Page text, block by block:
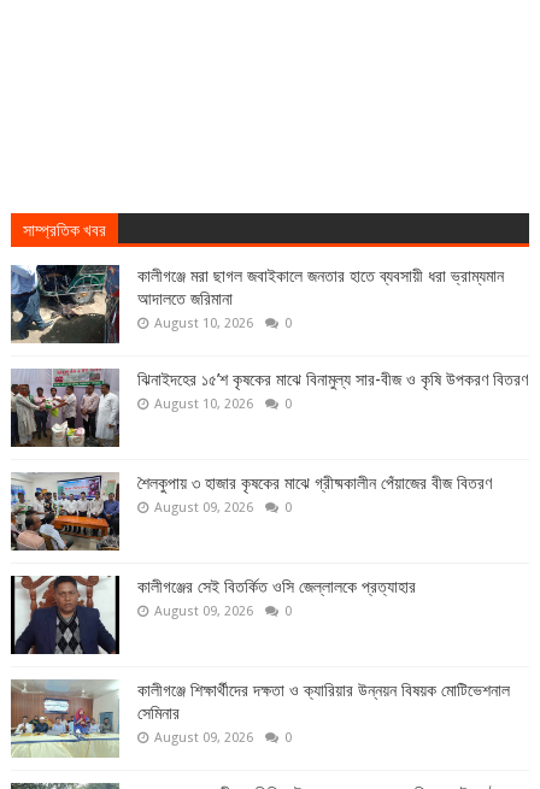
সাম্প্রতিক খবর
কালীগঞ্জে মরা ছাগল জবাইকালে জনতার হাতে ব্যবসায়ী ধরা ভ্রাম্যমান
আদালতে জরিমানা
August 10, 2026 0
ঝিনাইদহের ১৫’শ কৃষকের মাঝে বিনামুল্য সার-বীজ ও কৃষি উপকরণ বিতরণ
August 10, 2026 0
শৈলকুপায় ৩ হাজার কৃষকের মাঝে গ্রীষ্মকালীন পেঁয়াজের বীজ বিতরণ
August 09, 2026 0
কালীগঞ্জের সেই বিতর্কিত ওসি জেল্লালকে প্রত্যাহার
August 09, 2026 0
কালীগঞ্জে শিক্ষার্থীদের দক্ষতা ও ক্যারিয়ার উন্নয়ন বিষয়ক মোটিভেশনাল
সেমিনার
August 09, 2026 0